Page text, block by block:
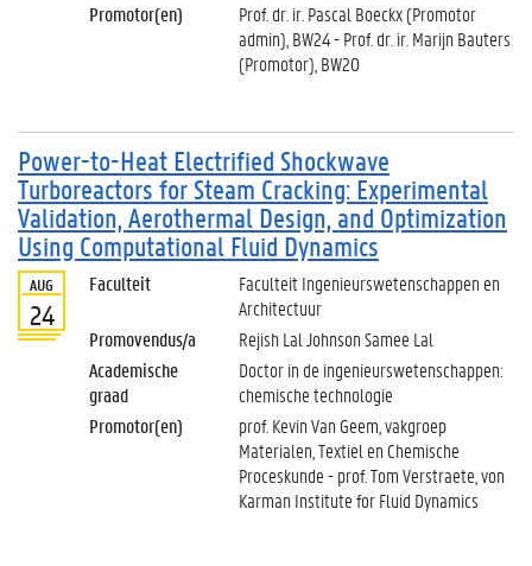
Promotor(en)
Prof. dr. ir. Pascal Boeckx (Promotor
admin), BW24 - Prof. dr. ir. Marijn Bauters
(Promotor), BW20
Power-to-Heat Electrified Shockwave
Turboreactors for Steam Cracking: Experimental
Validation, Aerothermal Design, and Optimization
Using Computational Fluid Dynamics
AUG
24
Faculteit
Faculteit Ingenieurswetenschappen en
Architectuur
Promovendus/a
Rejish Lal Johnson Samee Lal
Academische
graad
Doctor in de ingenieurswetenschappen:
chemische technologie
Promotor(en)
prof. Kevin Van Geem, vakgroep
Materialen, Textiel en Chemische
Proceskunde - prof. Tom Verstraete, von
Karman Institute for Fluid Dynamics